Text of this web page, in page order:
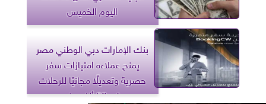
اليوم الخميس
بنك الإمارات دبي الوطني مصر
يمنح عملاءه امتيازات سفر
حصرية وتعديلًا مجانيًا للرحلات
حتى 50 ألف جنيه